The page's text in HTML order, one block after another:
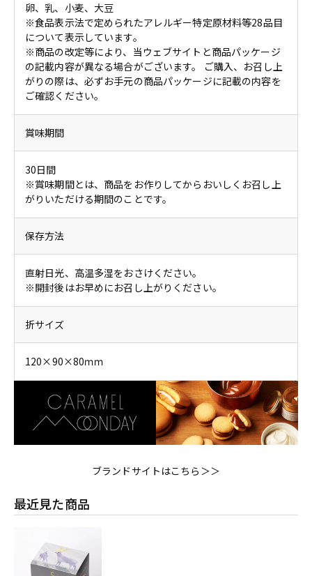
卵、乳、小麦、大豆
※食品表示法で定められたアレルギー特定原材料等28品目
について表示しています。
※商品の改定等により、当ウェブサイトと商品パッケージ
の記載内容が異なる場合がございます。 ご購入、お召し上
がりの際は、必ずお手元の商品パッケージに記載の内容を
ご確認ください。
賞味期間
30日間
※賞味期間とは、商品をお作りしてからおいしくお召し上
がりいただける期間のことです。
保存方法
直射日光、高温多湿をおさけください。
※開封後はお早めにお召し上がりください。
折サイズ
120×90×80ｍｍ
ブランドサイトはこちら＞＞
最近見た商品